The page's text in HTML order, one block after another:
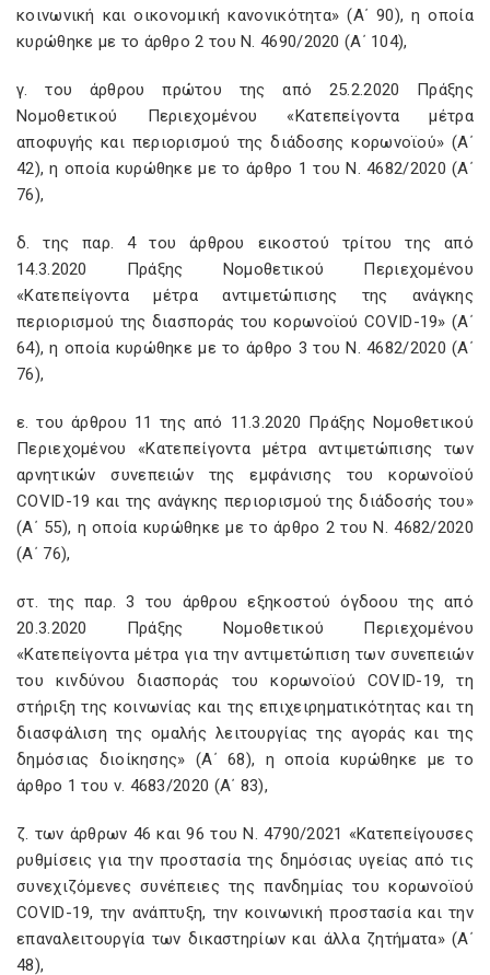
κοινωνική και οικονομική κανονικότητα» (Α΄ 90), η οποία
κυρώθηκε με το άρθρο 2 του Ν. 4690/2020 (Α΄ 104),
γ. του άρθρου πρώτου της από 25.2.2020 Πράξης
Νομοθετικού Περιεχομένου «Κατεπείγοντα μέτρα
αποφυγής και περιορισμού της διάδοσης κορωνοϊού» (Α΄
42), η οποία κυρώθηκε με το άρθρο 1 του Ν. 4682/2020 (Α΄
76),
δ. της παρ. 4 του άρθρου εικοστού τρίτου της από
14.3.2020 Πράξης Νομοθετικού Περιεχομένου
«Κατεπείγοντα μέτρα αντιμετώπισης της ανάγκης
περιορισμού της διασποράς του κορωνοϊού COVID-19» (Α΄
64), η οποία κυρώθηκε με το άρθρο 3 του Ν. 4682/2020 (Α΄
76),
ε. του άρθρου 11 της από 11.3.2020 Πράξης Νομοθετικού
Περιεχομένου «Κατεπείγοντα μέτρα αντιμετώπισης των
αρνητικών συνεπειών της εμφάνισης του κορωνοϊού
COVID-19 και της ανάγκης περιορισμού της διάδοσής του»
(Α΄ 55), η οποία κυρώθηκε με το άρθρο 2 του Ν. 4682/2020
(Α΄ 76),
στ. της παρ. 3 του άρθρου εξηκοστού όγδοου της από
20.3.2020 Πράξης Νομοθετικού Περιεχομένου
«Κατεπείγοντα μέτρα για την αντιμετώπιση των συνεπειών
του κινδύνου διασποράς του κορωνοϊού COVID-19, τη
στήριξη της κοινωνίας και της επιχειρηματικότητας και τη
διασφάλιση της ομαλής λειτουργίας της αγοράς και της
δημόσιας διοίκησης» (Α΄ 68), η οποία κυρώθηκε με το
άρθρο 1 του ν. 4683/2020 (Α΄ 83),
ζ. των άρθρων 46 και 96 του Ν. 4790/2021 «Κατεπείγουσες
ρυθμίσεις για την προστασία της δημόσιας υγείας από τις
συνεχιζόμενες συνέπειες της πανδημίας του κορωνοϊού
COVID-19, την ανάπτυξη, την κοινωνική προστασία και την
επαναλειτουργία των δικαστηρίων και άλλα ζητήματα» (Α΄
48),